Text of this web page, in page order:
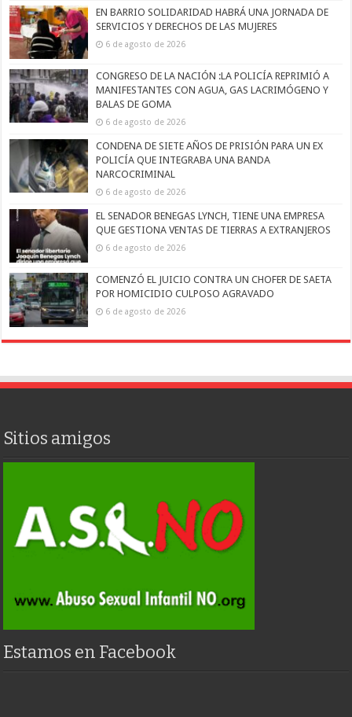
EN BARRIO SOLIDARIDAD HABRÁ UNA JORNADA DE
SERVICIOS Y DERECHOS DE LAS MUJERES
6 de agosto de 2026
CONGRESO DE LA NACIÓN :LA POLICÍA REPRIMIÓ A
MANIFESTANTES CON AGUA, GAS LACRIMÓGENO Y
BALAS DE GOMA
6 de agosto de 2026
CONDENA DE SIETE AÑOS DE PRISIÓN PARA UN EX
POLICÍA QUE INTEGRABA UNA BANDA
NARCOCRIMINAL
6 de agosto de 2026
EL SENADOR BENEGAS LYNCH, TIENE UNA EMPRESA
QUE GESTIONA VENTAS DE TIERRAS A EXTRANJEROS
6 de agosto de 2026
COMENZÓ EL JUICIO CONTRA UN CHOFER DE SAETA
POR HOMICIDIO CULPOSO AGRAVADO
6 de agosto de 2026
Sitios amigos
Estamos en Facebook